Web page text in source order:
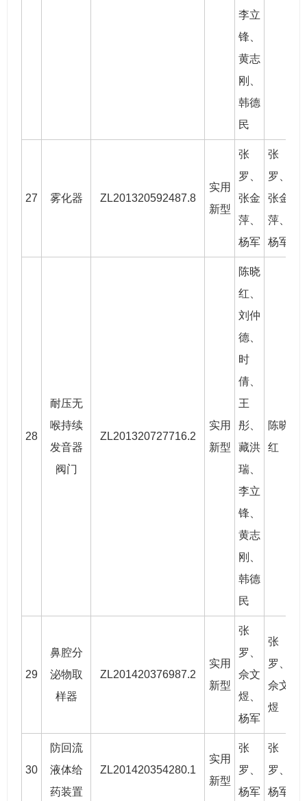
李立
锋、
黄志
刚
韩德
民
27 雾化器 ZL201320592487.8
实用
新型
张
罗
张金
萍、
杨军
张
罗
张金
萍、
杨军
28
耐压无
喉持续
发音器
阀门
ZL201320727716.2
实用
新型
陈晓
红
刘仲
德、
时
倩、
王
彤、
藏洪
瑞、
李立
锋、
黄志
刚
韩德
民
陈晓
红
29
鼻腔分
泌物取
样器
ZL201420376987.2
实用
新型
张
罗
佘文
煜
杨军
张
罗
佘文
煜
30
防回流
液体给
药装置
ZL201420354280.1
实用
新型
张
罗
杨军
张
罗
杨军